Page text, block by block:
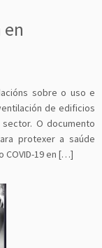
sobre o uso e
de edificios
O documento
protexer a saúde
19 en […]